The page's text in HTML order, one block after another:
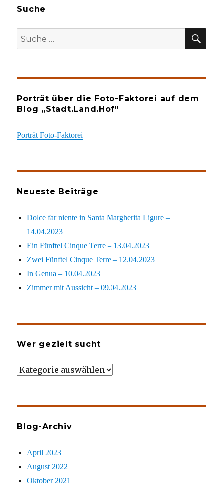
Suche
Suche
nach:
Porträt über die Foto-Faktorei auf dem
Blog „Stadt.Land.Hof“
Porträt Foto-Faktorei
Neueste Beiträge
Dolce far niente in Santa Margherita Ligure –
14.04.2023
Ein Fünftel Cinque Terre – 13.04.2023
Zwei Fünftel Cinque Terre – 12.04.2023
In Genua – 10.04.2023
Zimmer mit Aussicht – 09.04.2023
Wer gezielt sucht
Wer
Blog-Archiv
April 2023
August 2022
Oktober 2021